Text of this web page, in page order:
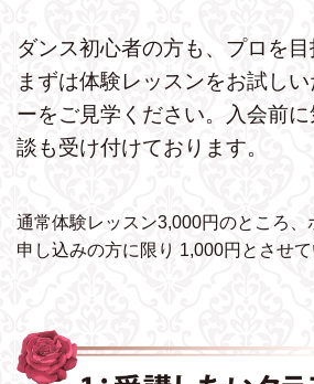
ダンス初心者の方も、プロを目
まずは体験レッスンをお試しい
ーをご見学ください。
入会前
談も受け付けております。
通常体験レッスン3,000円のところ、
申し込みの方に限り 1,000円とさせて